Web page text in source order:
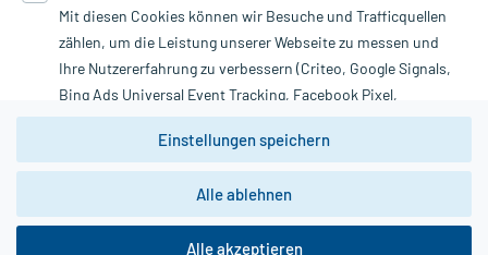
Google Analytics. Lesen Sie bitte dazu die wichtigen Hinweise in
unserer Datenschutzerklärung. Für den Widerruf einer Bestellung
nutzen Sie das Formular:
Vertrag widerrufen
*Hinweise zu unseren Aktionen und Bewertungen
Mit diesen Cookies können wir Besuche und Trafficquellen
zählen, um die Leistung unserer Webseite zu messen und
Ihre Nutzererfahrung zu verbessern (Criteo, Google Signals,
Bing Ads Universal Event Tracking, Facebook Pixel,
Youtube-Social Plugin).
Wir weisen darauf hin, dass die
zwingend den Europäischen Anforderungen gem. EU-
DSGVO genügen und ein Datentransfer in Drittstaaten bzw.
Daten dort verarbeitet werden, kann nicht geprüft und
Einstellungen speichern
Alle ablehnen
Alle akzeptieren